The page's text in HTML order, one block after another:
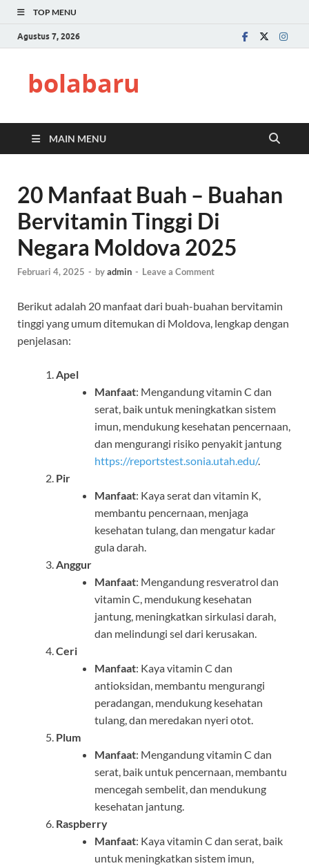
TOP MENU
Agustus 7, 2026
bolabaru
MAIN MENU
20 Manfaat Buah – Buahan
Bervitamin Tinggi Di
Negara Moldova 2025
Februari 4, 2025 - byadmin - Leave a Comment
Berikut adalah 20 manfaat dari buah-buahan bervitamin
tinggi yang umum ditemukan di Moldova, lengkap dengan
penjelasan:
Apel
Manfaat: Mengandung vitamin C dan
serat, baik untuk meningkatkan sistem
imun, mendukung kesehatan pencernaan,
dan mengurangi risiko penyakit jantung
https://reportstest.sonia.utah.edu/.
Pir
Manfaat: Kaya serat dan vitamin K,
membantu pencernaan, menjaga
kesehatan tulang, dan mengatur kadar
gula darah.
Anggur
Manfaat: Mengandung resveratrol dan
vitamin C, mendukung kesehatan
jantung, meningkatkan sirkulasi darah,
dan melindungi sel dari kerusakan.
Ceri
Manfaat: Kaya vitamin C dan
antioksidan, membantu mengurangi
peradangan, mendukung kesehatan
tulang, dan meredakan nyeri otot.
Plum
Manfaat: Mengandung vitamin C dan
serat, baik untuk pencernaan, membantu
mencegah sembelit, dan mendukung
kesehatan jantung.
Raspberry
Manfaat: Kaya vitamin C dan serat, baik
untuk meningkatkan sistem imun,